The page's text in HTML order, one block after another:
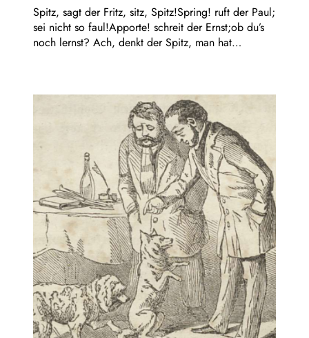
Spitz, sagt der Fritz, sitz, Spitz!Spring! ruft der Paul;
sei nicht so faul!Apporte! schreit der Ernst;ob du’s
noch lernst? Ach, denkt der Spitz, man hat…